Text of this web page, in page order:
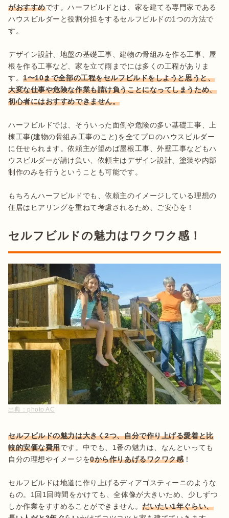
がおすすめです。ハーフビルドとは、家を建てる専門家である
ハウスビルダーと役割分担をするセルフビルドの1つの方法で
す。
デザイン設計、地盤の基礎工事、建物の骨組みを作る工事、屋
根を作る工事など、家を立て雨までには多くの工程がありま
す。1〜10まで全部の工程をセルフビルドをしようと思うと、
大変な仕事や危険な作業も請け負うことになってしまうため、
初心者にはおすすめできません。
ハーフビルドでは、そういった面倒や危険の多い基礎工事、上
棟工事(建物の骨組み工事のこと)を全てプロのハウスビルダー
に任せられます。依頼主が望めば屋根工事、外壁工事などもハ
ウスビルダーが請け負い、依頼主はデザイン設計、塗装や内部
制作のみを行うということも可能です。
もちろんハーフビルドでも、依頼主のイメージしている理想の
住居はヒアリングを重ねて考慮されるため、ご安心を！
セルフビルドの魅力はワクワク感！
出典： photo AC
セルフビルドの魅力は大きく2つ、自分で作り上げる愛着と比
較的安価な費用です。中でも、1番の魅力は、なんといっても
自分の理想やイメージを0から作りあげるワクワク感 ！
セルフビルドは地道に作り上げるディアゴスティーニのような
もの。1回1回時間をかけても、全体像が大きいため、少しずつ
しか作業をすすめることができません。だいたい1年ぐらい、